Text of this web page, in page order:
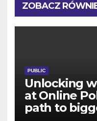
ZOBACZ
PUBLIC
Unlocking
at Online
path to